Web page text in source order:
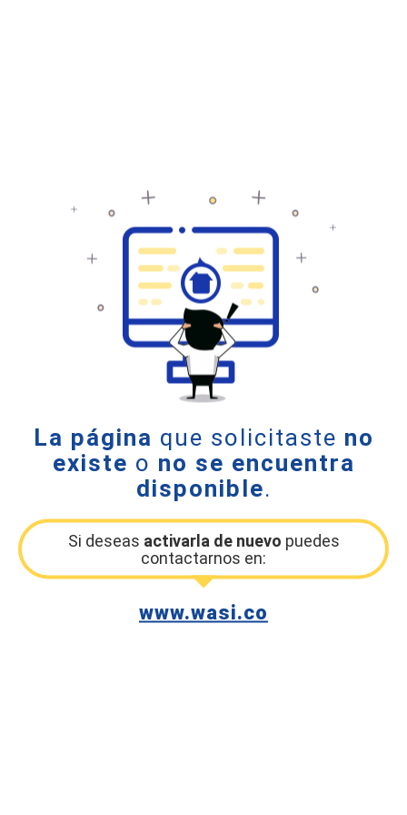
La página que solicitaste no
existe o no se encuentra
disponible.
Si deseas activarla de nuevo puedes
contactarnos en:
www.wasi.co